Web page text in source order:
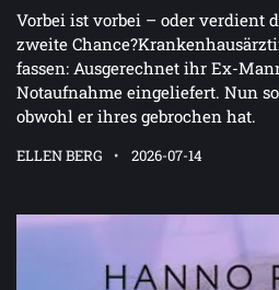
Vorbei ist vorbei – oder verdient
zweite
fassen: Ausgerechnet ihr Ex-
Notaufnahme eingeliefert. Nun
obwohl er ihres gebrochen hat.
ELLEN BERG 2026-07-14